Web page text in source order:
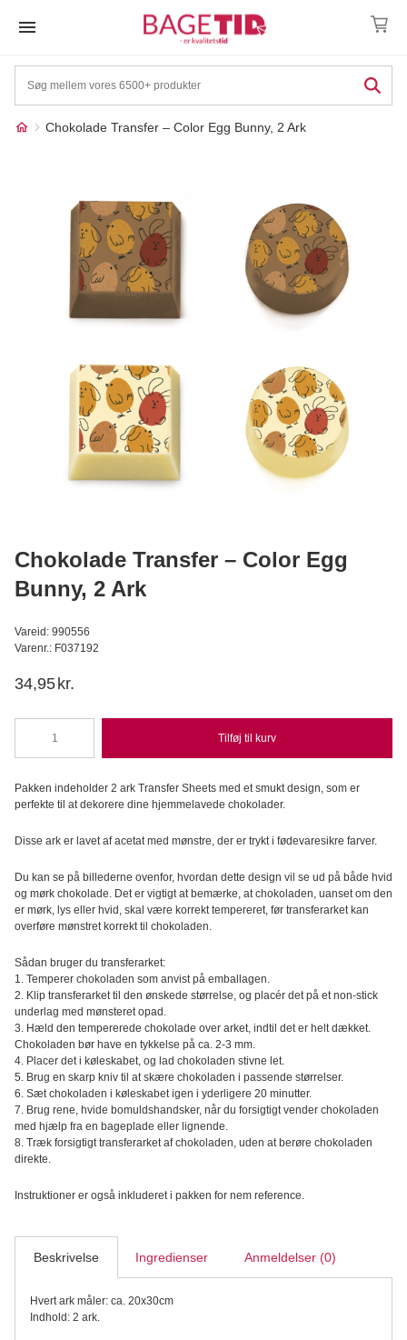
Chokolade Transfer – Color Egg Bunny, 2 Ark
disse produkter have din
interesse?
Hvedesur Surdejspulver - 500g
DKK
Chokolade Transfer – Color Egg
Bunny, 2 Ark
Vareid: 990556
Varenr.: F037192
34,95 kr.
Chokolade
Transfer
Color
Egg
2
antal
Tilføj til kurv
Pakken indeholder 2 ark Transfer Sheets med et smukt design, som er
perfekte til at dekorere dine hjemmelavede chokolader.
Disse ark er lavet af acetat med mønstre, der er trykt i fødevaresikre farver.
Du kan se på billederne ovenfor, hvordan dette design vil se ud på både hvid
og mørk chokolade. Det er vigtigt at bemærke, at chokoladen, uanset om den
er mørk, lys eller hvid, skal være korrekt tempereret, før transferarket kan
overføre mønstret korrekt til chokoladen.
Sådan bruger du transferarket:
1. Temperer chokoladen som anvist på emballagen.
2. Klip transferarket til den ønskede størrelse, og placér det på et non-stick
underlag med mønsteret opad.
3. Hæld den tempererede chokolade over arket, indtil det er helt dækket.
Chokoladen bør have en tykkelse på ca. 2-3 mm.
4. Placer det i køleskabet, og lad chokoladen stivne let.
5. Brug en skarp kniv til at skære chokoladen i passende størrelser.
6. Sæt chokoladen i køleskabet igen i yderligere 20 minutter.
7. Brug rene, hvide bomuldshandsker, når du forsigtigt vender chokoladen
med hjælp fra en bageplade eller lignende.
8. Træk forsigtigt transferarket af chokoladen, uden at berøre chokoladen
direkte.
Instruktioner er også inkluderet i pakken for nem reference.
Beskrivelse Ingredienser Anmeldelser (0)
Hvert ark måler: ca. 20x30cm
Indhold: 2 ark.